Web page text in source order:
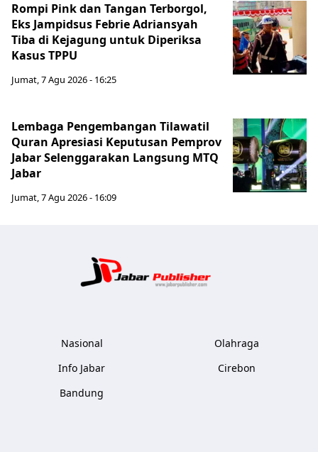
Rompi Pink dan Tangan Terborgol,
Eks Jampidsus Febrie Adriansyah
Tiba di Kejagung untuk Diperiksa
Kasus TPPU
Jumat, 7 Agu 2026 - 16:25
Lembaga Pengembangan Tilawatil
Quran Apresiasi Keputusan Pemprov
Jabar Selenggarakan Langsung MTQ
Jabar
Jumat, 7 Agu 2026 - 16:09
Nasional
Info Jabar
Bandung
Olahraga
Cirebon